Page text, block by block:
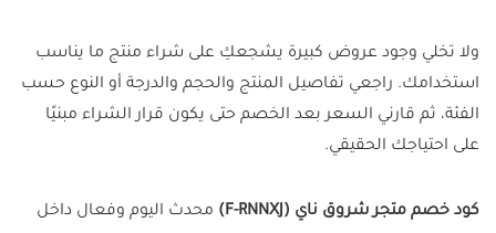
ولا تخلي وجود عروض كبيرة يشجعكِ على شراء منتج ما يناسب
استخدامك. راجعي تفاصيل المنتج والحجم والدرجة أو النوع حسب
الفئة، ثم قارني السعر بعد الخصم حتى يكون قرار الشراء مبنيًا
على احتياجك الحقيقي.
كود خصم متجر شروق ناي (F-RNNXJ)
محدث اليوم وفعال داخل